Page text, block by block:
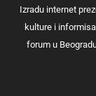
Izradu internet
kulture i
forum u